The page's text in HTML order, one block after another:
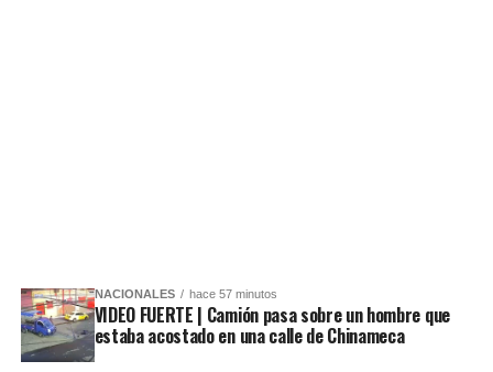
NACIONALES hace 57 minutos
VIDEO FUERTE | Camión pasa sobre un hombre que
estaba acostado en una calle de Chinameca